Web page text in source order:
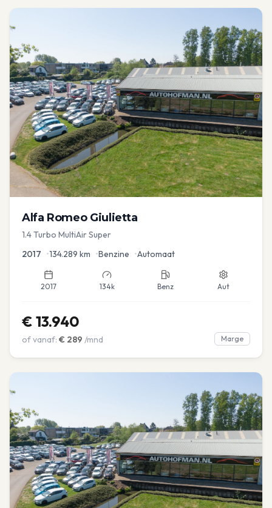
Alfa Romeo Giulietta
1.4 Turbo MultiAir Super
2017 •134.289 km •Benzine •Automaat
2017 134k Benz Aut
€ 13.940
of vanaf: € 289 /mnd Marge